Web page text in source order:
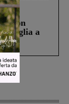
la figlia a